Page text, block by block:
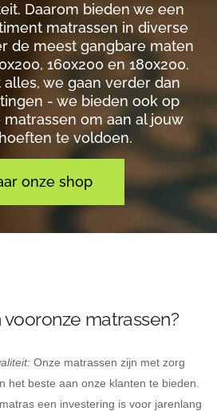
Daarom bieden we een
matrassen in diverse
de meest gangbare maten
160x200 en 180x200.
alles, we gaan verder dan
- we bieden ook op
om aan al jouw
te voldoen.
onze shop
matrassen?
Onze matrassen zijn met zorg
het beste aan onze klanten te bieden.
een investering is voor jarenlang